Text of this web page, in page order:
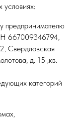
предпринимателю
667009346794,
Свердловская
д. 15 ,кв.
категорий